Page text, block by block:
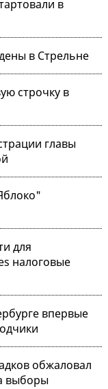
в
в Стрельне
строчку в
главы
для
налоговые
впервые
обжаловал
выборы